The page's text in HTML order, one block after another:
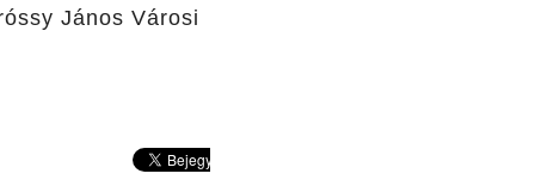
János Városi